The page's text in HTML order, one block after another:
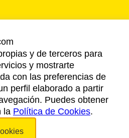
LEGAL
DE PRIVACIDAD
COOKIES
de Turismo. Todos los derechos
y de terceros para
y mostrarte
con las preferencias de
perfil elaborado a partir
Puedes obtener
la Política de Cookies.